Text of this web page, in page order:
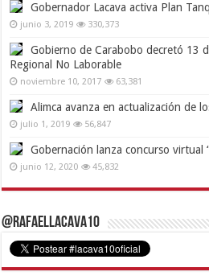
Gobernador Lacava activa Plan
junio 3, 2019 330,373
Gobierno de Carabobo decretó 13
Regional No Laborable
noviembre 10, 2017 63,381
Alimca avanza en actualización de
julio 1, 2019 56,847
Gobernación lanza concurso virtual
junio 12, 2020 45,832
@RafaelLacava10